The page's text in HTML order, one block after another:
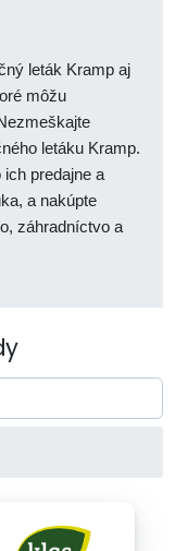
leták Kramp aj
môžu
letáku Kramp.
predajne a
a nakúpte
záhradníctvo a